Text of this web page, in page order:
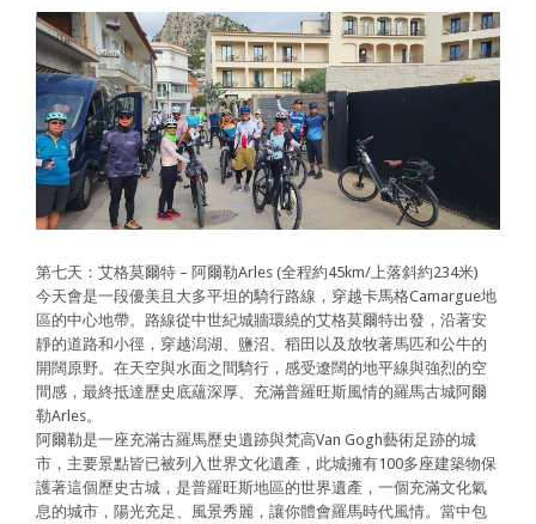
第七天：艾格莫爾特 – 阿爾勒Arles (全程約45km/上落斜約234米)
今天會是一段優美且大多平坦的騎行路線，穿越卡馬格Camargue地
區的中心地帶。路線從中世紀城牆環繞的艾格莫爾特出發，沿著安
靜的道路和小徑，穿越潟湖、鹽沼、稻田以及放牧著馬匹和公牛的
開闊原野。在天空與水面之間騎行，感受遼闊的地平線與強烈的空
間感，最終抵達歷史底蘊深厚、充滿普羅旺斯風情的羅馬古城阿爾
勒Arles。
阿爾勒是一座充滿古羅馬歷史遺跡與梵高Van Gogh藝術足跡的城
市，主要景點皆已被列入世界文化遺產，此城擁有100多座建築物保
護著這個歷史古城，是普羅旺斯地區的世界遺產，一個充滿文化氣
息的城市，陽光充足、風景秀麗，讓你體會羅馬時代風情。當中包